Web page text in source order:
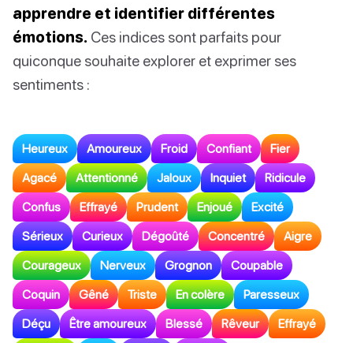
apprendre et identifier différentes
émotions. Ces indices sont parfaits pour
quiconque souhaite explorer et exprimer ses
sentiments :
Heureux Amoureux Froid Confiant Fier
Agacé Attentionné Jaloux Inquiet Ridicule
Confus Effrayé Prudent Enjoué Excité
Sérieux Curieux Dégoûté Concentré Aigre
Courageux Nerveux Grognon Coupable
Coquin Gêné Triste En colère Paresseux
Déçu Être amoureux Blessé Rêveur Effrayé